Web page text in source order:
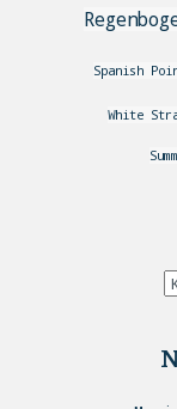
Spanish
White